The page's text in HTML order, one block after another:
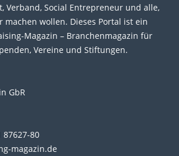
Ver­band, Social Entre­pre­neur und alle,
machen wol­len. Die­ses Por­tal ist ein
Magazin – Bran­chen­magazin für
Ver­eine und Stif­tun­gen.
GbR
87627-80
magazin.de